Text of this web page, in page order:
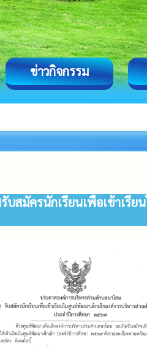
ข่าวกิจกรรม
บสมัครนักเรียนเพื่อเข้าเรี